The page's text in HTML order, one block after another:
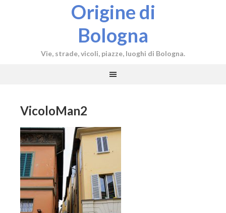
Origine di
Bologna
Vie, strade, vicoli, piazze, luoghi di Bologna.
VicoloMan2